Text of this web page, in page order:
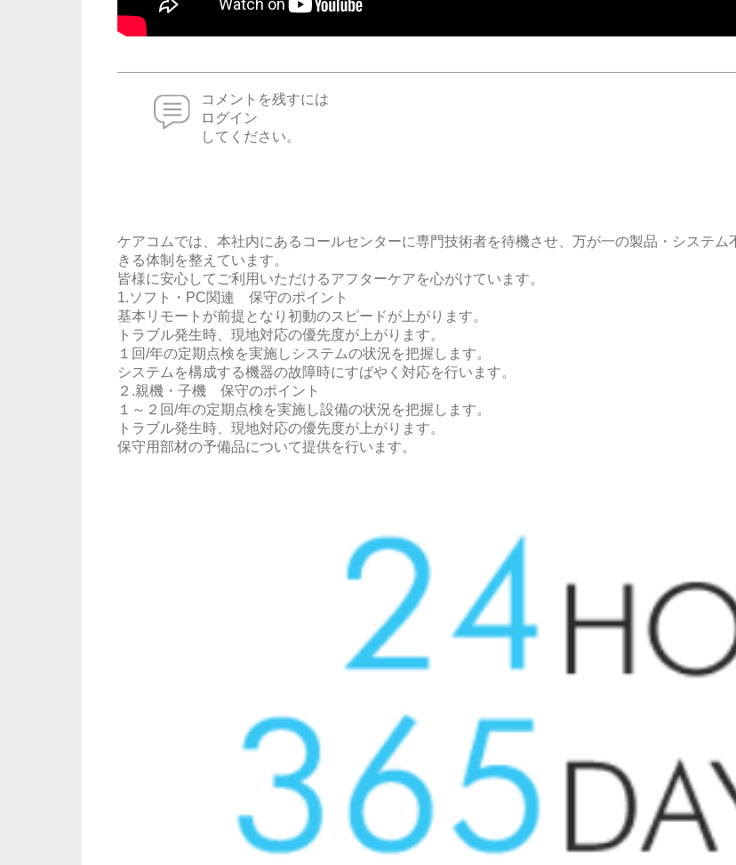
コメントを残すには
ログイン
してください。
ケアコムでは、本社内にあるコールセンターに専門技術者を待機させ、万が一の製品・システ
きる体制を整えています。
皆様に安心してご利用いただけるアフターケアを心がけています。
1.ソフト・PC関連 保守のポイント
基本リモートが前提となり初動のスピードが上がります。
トラブル発生時、現地対応の優先度が上がります。
１回/年の定期点検を実施しシステムの状況を把握します。
システムを構成する機器の故障時にすばやく対応を行います。
２.親機・子機 保守のポイント
１～２回/年の定期点検を実施し設備の状況を把握します。
トラブル発生時、現地対応の優先度が上がります。
保守用部材の予備品について提供を行います。